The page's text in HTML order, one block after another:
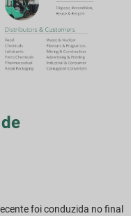
foi conduzida no final